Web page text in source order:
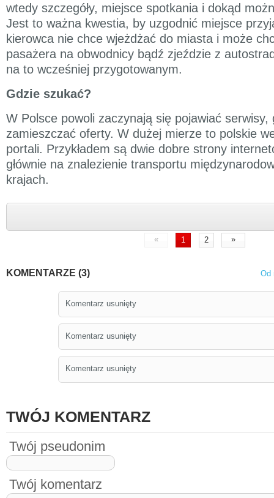
wtedy szczegóły, miejsce spotkania i dokąd
Jest to ważna kwestia, by uzgodnić miejsce
kierowca nie chce wjeżdżać do miasta i może
pasażera na obwodnicy bądź zjeździe z
na to wcześniej przygotowanym.
Gdzie szukać?
W Polsce powoli zaczynają się pojawiać serwisy,
zamieszczać oferty. W dużej mierze to polskie
portali. Przykładem są dwie dobre strony
głównie na znalezienie transportu
krajach.
« 1 2 »
KOMENTARZE (3) Od
Komentarz usunięty
Komentarz usunięty
Komentarz usunięty
TWÓJ KOMENTARZ
Twój pseudonim
Twój komentarz